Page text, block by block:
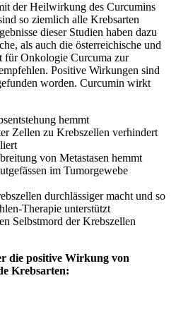
der Heilwirkung des Curcumins
so ziemlich alle Krebsarten
dieser Studien haben dazu
als auch die österreichische und
für Onkologie Curcuma zur
Positive Wirkungen sind
worden. Curcumin wirkt
hemmt
Zellen zu Krebszellen verhindert
von Metastasen hemmt
im Tumorgewebe
durchlässiger macht und so
Therapie unterstützt
Selbstmord der Krebszellen
die positive Wirkung von
Krebsarten: